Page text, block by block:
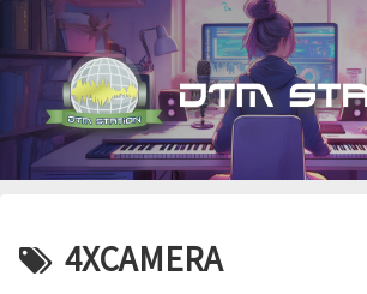
4XCAMERA